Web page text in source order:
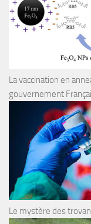
La vaccination en
gouvernement
Le mystère des